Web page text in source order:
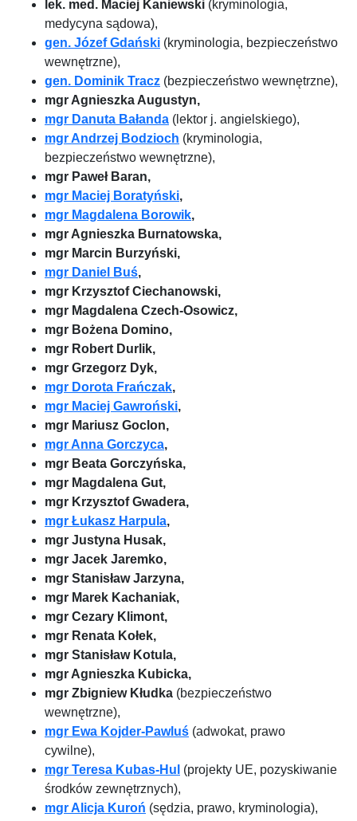
lek. med. Maciej Kaniewski (kryminologia,
medycyna sądowa),
gen. Józef Gdański (kryminologia, bezpieczeństwo
wewnętrzne),
gen. Dominik Tracz (bezpieczeństwo wewnętrzne),
mgr Agnieszka Augustyn,
mgr Danuta Bałanda (lektor j. angielskiego),
mgr Andrzej Bodzioch (kryminologia,
bezpieczeństwo wewnętrzne),
mgr Paweł Baran,
mgr Maciej Boratyński,
mgr Magdalena Borowik,
mgr Agnieszka Burnatowska,
mgr Marcin Burzyński,
mgr Daniel Buś,
mgr Krzysztof Ciechanowski,
mgr Magdalena Czech-Osowicz,
mgr Bożena Domino,
mgr Robert Durlik,
mgr Grzegorz Dyk,
mgr Dorota Frańczak,
mgr Maciej Gawroński,
mgr Mariusz Goclon,
mgr Anna Gorczyca,
mgr Beata Gorczyńska,
mgr Magdalena Gut,
mgr Krzysztof Gwadera,
mgr Łukasz Harpula,
mgr Justyna Husak,
mgr Jacek Jaremko,
mgr Stanisław Jarzyna,
mgr Marek Kachaniak,
mgr Cezary Klimont,
mgr Renata Kołek,
mgr Stanisław Kotula,
mgr Agnieszka Kubicka,
mgr Zbigniew Kłudka (bezpieczeństwo
wewnętrzne),
mgr Ewa Kojder-Pawluś (adwokat, prawo
cywilne),
mgr Teresa Kubas-Hul (projekty UE, pozyskiwanie
środków zewnętrznych),
mgr Alicja Kuroń (sędzia, prawo, kryminologia),